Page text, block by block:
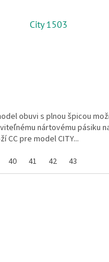
City 1503
obuvi s plnou špicou
nártovému pásiku
CC pre model CITY...
40 41 42 43